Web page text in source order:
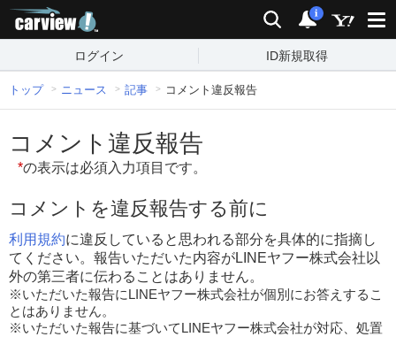
検索 通知
i
ログイン ID新規取得
トップ ニュース 記事 コメント違反報告
コメント違反報告
*の表示は必須入力項目です。
コメントを違反報告する前に
利用規約に違反していると思われる部分を具体的に指摘し
てください。報告いただいた内容がLINEヤフー株式会社以
外の第三者に伝わることはありません。
※いただいた報告にLINEヤフー株式会社が個別にお答えするこ
とはありません。
※いただいた報告に基づいてLINEヤフー株式会社が対応、処置